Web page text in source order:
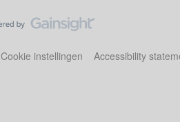
Cookie instellingen Accessibility